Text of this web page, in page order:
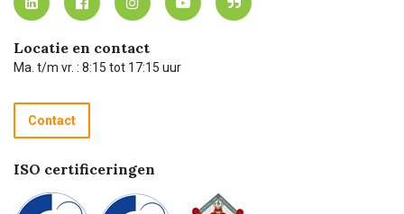
Carel Lurvink App
Hulp op afstand
Technische dienst
Recycle programma
Betalen
Carel Lurvink Blog
Carel de podcast
Locatie en contact
Ma. t/m vr. : 8:15 tot 17:15 uur
Contact
ISO certificeringen